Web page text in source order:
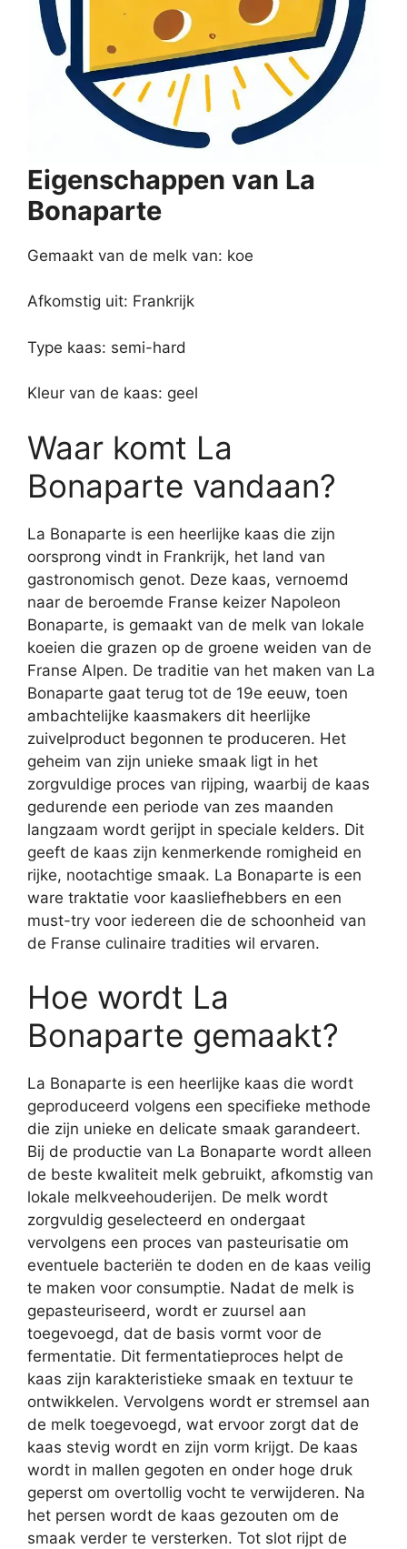
Eigenschappen van La
Bonaparte
Gemaakt van de melk van: koe
Afkomstig uit: Frankrijk
Type kaas: semi-hard
Kleur van de kaas: geel
Waar komt La
Bonaparte vandaan?
La Bonaparte is een heerlijke kaas die zijn
oorsprong vindt in Frankrijk, het land van
gastronomisch genot. Deze kaas, vernoemd
naar de beroemde Franse keizer Napoleon
Bonaparte, is gemaakt van de melk van lokale
koeien die grazen op de groene weiden van de
Franse Alpen. De traditie van het maken van La
Bonaparte gaat terug tot de 19e eeuw, toen
ambachtelijke kaasmakers dit heerlijke
zuivelproduct begonnen te produceren. Het
geheim van zijn unieke smaak ligt in het
zorgvuldige proces van rijping, waarbij de kaas
gedurende een periode van zes maanden
langzaam wordt gerijpt in speciale kelders. Dit
geeft de kaas zijn kenmerkende romigheid en
rijke, nootachtige smaak. La Bonaparte is een
ware traktatie voor kaasliefhebbers en een
must-try voor iedereen die de schoonheid van
de Franse culinaire tradities wil ervaren.
Hoe wordt La
Bonaparte gemaakt?
La Bonaparte is een heerlijke kaas die wordt
geproduceerd volgens een specifieke methode
die zijn unieke en delicate smaak garandeert.
Bij de productie van La Bonaparte wordt alleen
de beste kwaliteit melk gebruikt, afkomstig van
lokale melkveehouderijen. De melk wordt
zorgvuldig geselecteerd en ondergaat
vervolgens een proces van pasteurisatie om
eventuele bacteriën te doden en de kaas veilig
te maken voor consumptie. Nadat de melk is
gepasteuriseerd, wordt er zuursel aan
toegevoegd, dat de basis vormt voor de
fermentatie. Dit fermentatieproces helpt de
kaas zijn karakteristieke smaak en textuur te
ontwikkelen. Vervolgens wordt er stremsel aan
de melk toegevoegd, wat ervoor zorgt dat de
kaas stevig wordt en zijn vorm krijgt. De kaas
wordt in mallen gegoten en onder hoge druk
geperst om overtollig vocht te verwijderen. Na
het persen wordt de kaas gezouten om de
smaak verder te versterken. Tot slot rijpt de